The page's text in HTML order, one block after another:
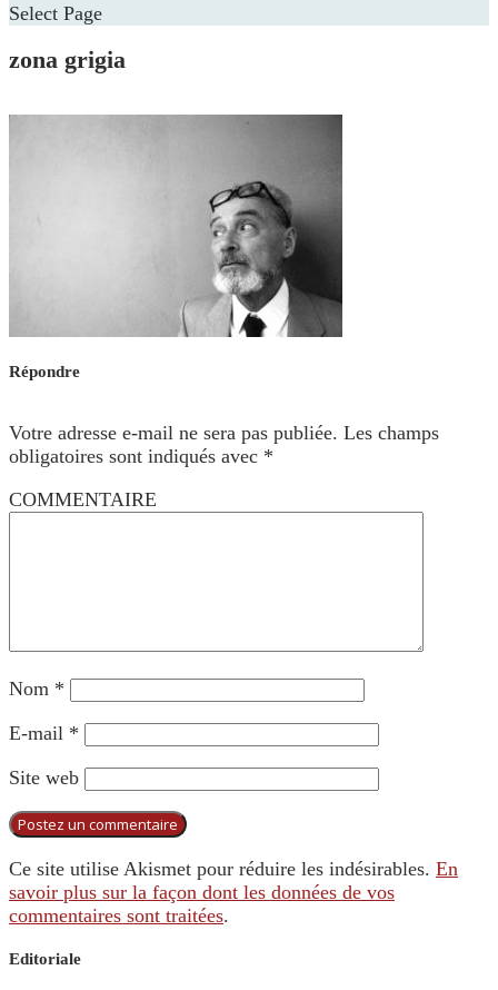
Select Page
zona grigia
Répondre
Votre adresse e-mail ne sera pas publiée. Les champs
obligatoires sont indiqués avec *
COMMENTAIRE
Nom *
E-mail *
Site web
Ce site utilise Akismet pour réduire les indésirables. En
savoir plus sur la façon dont les données de vos
commentaires sont traitées.
Editoriale